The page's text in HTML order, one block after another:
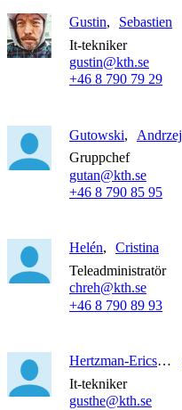
Gustin
Sebastien
It-tekniker
gustin@kth.se
+46 8 790 79 29
Gutowski
Andrzej
Gruppchef
gutan@kth.se
+46 8 790 85 95
Helén
Cristina
Teleadministratör
chreh@kth.se
+46 8 790 89 93
Hertzman-Ericson
It-tekniker
gusthe@kth.se